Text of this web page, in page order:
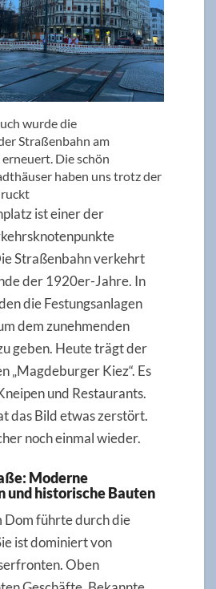
wurde die
Straßenbahn am
Die schön
haben uns trotz der
ist einer der
Straßenbahn verkehrt
der 1920er-Jahre. In
die Festungsanlagen
dem zunehmenden
geben. Heute trägt der
„Magdeburger Kiez“. Es
und Restaurants.
das Bild etwas zerstört.
noch einmal wieder.
Moderne
und historische Bauten
Dom führte durch die
ist dominiert von
Oben